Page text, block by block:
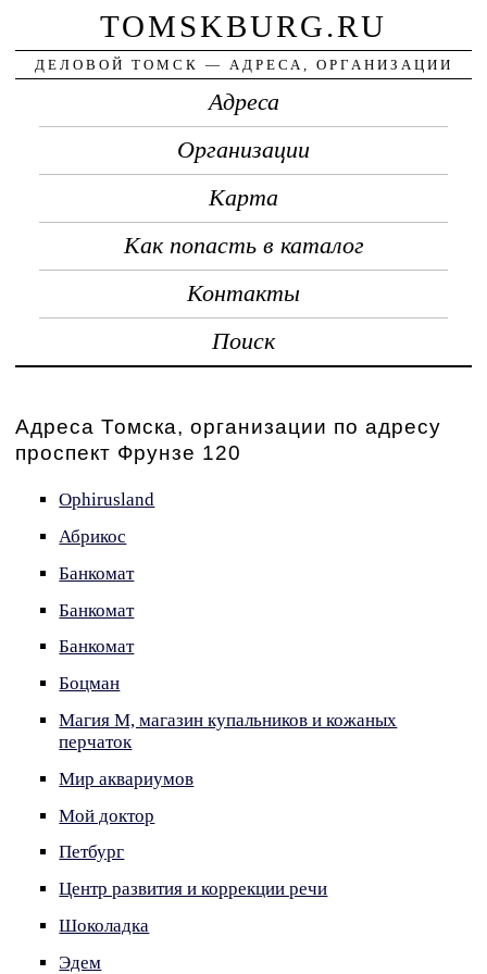
TOMSKBURG.RU
ДЕЛОВОЙ ТОМСК — АДРЕСА, ОРГАНИЗАЦИИ
Адреса
Организации
Карта
Как попасть в каталог
Контакты
Поиск
Адреса Томска, организации по адресу
проспект Фрунзе 120
Ophirusland
Абрикос
Банкомат
Банкомат
Банкомат
Боцман
Магия М, магазин купальников и кожаных
перчаток
Мир аквариумов
Мой доктор
Петбург
Центр развития и коррекции речи
Шоколадка
Эдем